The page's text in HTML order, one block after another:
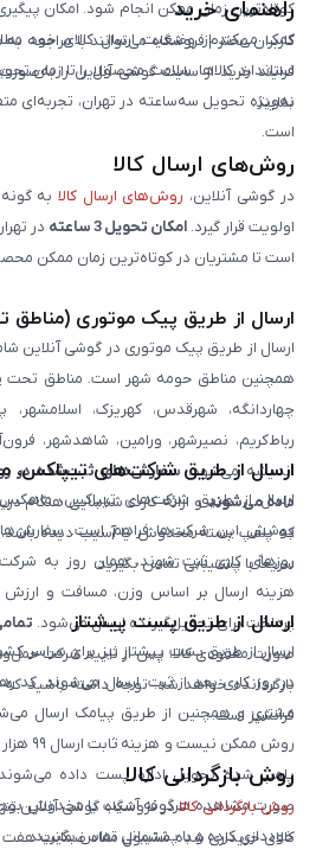
کوتاه‌ترین زمان ممکن انجام شود. امکان
کمک می‌کند از وضعیت ارسال کالای خود
استاندارد کالاها، سلامت محصول را تا زمان
به‌ویژه تحویل سه‌ساعته در تهران، تجربه‌ای
است.
راهنمای خرید
کاربران محترم فروشگاه می‌توانند با مراجعه
فرایند خرید از سایت گوشی آنلاین را
نمایند.
روش‌های ارسال کالا
در گوشی آنلاین، روش‌های ارسال کالا به
اولویت قرار گیرد. امکان تحویل 3 ساعته
در
است تا مشتریان در کوتاه‌ترین زمان ممکن
ارسال از طریق پیک موتوری (مناطق
همچنین مناطق حومه شهر است. مناطق تحت
چهاردانگه، شهرقدس، کهریزک، اسلامشهر،
رباط‌کریم، نصیرشهر، ورامین، شاهدشهر،
اندیشه می‌شود. سفارش‌های ثبت‌شده در
داده می‌شوندو ارائه کارت شناسایی هنگام
که پلمپ بسته مخدوش یا آسیب دیده باشد،
سریعاً با پشتیبانی تماس بگیرید.
ارسال از طریق شرکت‌های تیپاکس،
ارسال از طریق شرکت‌های تیپاکس،
روزهای کاری ثبت شوند، همان روز به
هزینه ارسال بر اساس وزن، مسافت و
پرداخت برای تحویل‌گیرنده ارسال می‌شود.
صورت مفقودی کالا، پس از تایید شرکت
فرانشیز است.
ارسال از طریق پست پیشتاز
ارسال از طریق پست پیشتاز نیز برای سراسر
در روز کاری بعد از ثبت، ارسال می‌شوند. کد
مشتری و همچنین از طریق پیامک ارسال
روش
پلمپ شده تحویل اداره پست داده می‌شوند
صورت مشاهده هرگونه آسیب یا مخدوش
خودداری کرده و با پشتیبانی تماس بگیرید.
روش بازگردانی کالا
روش بازگردانی کالادر فروشگاه گوشی آنلاین
کالای خریداری شده مشمول مفاد ضمانت هفت